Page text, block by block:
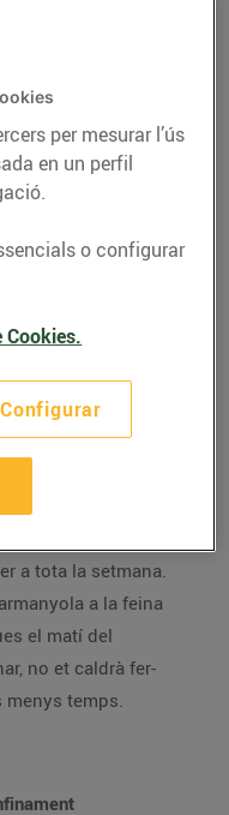
a la cuina?
temps de
de confinament
a tota la setmana.
a la feina
el matí del
no et caldrà fer-
menys temps.
per mesurar l’ús
en un perfil
o configurar
Cookies.
Configurar